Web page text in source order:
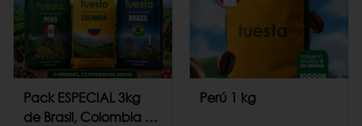
Pack ESPECIAL 3kg
de Brasil, Colombia +
Perú 1 kg